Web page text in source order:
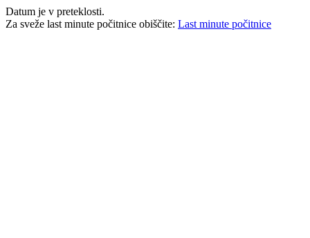
Datum je v preteklosti.
Za sveže last minute počitnice obiščite: Last minute počitnice